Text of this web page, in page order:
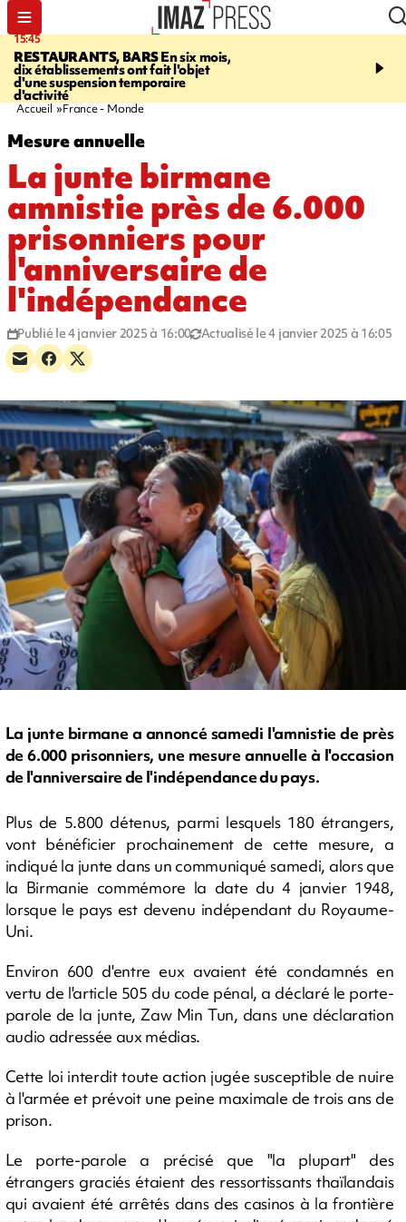
15:45
RESTAURANTS, BARSEn six mois,
dix établissements ont fait l'objet
d'une suspension temporaire
d'activité
17:17
Angeles, un homme vit
Accueil France - Monde
Mesure annuelle
La junte birmane
amnistie près de 6.000
prisonniers pour
l'anniversaire de
l'indépendance
Publié le 4 janvier 2025 à 16:00 Actualisé le 4 janvier 2025 à 16:05
La junte birmane a annoncé samedi l'amnistie de près
de 6.000 prisonniers, une mesure annuelle à l'occasion
de l'anniversaire de l'indépendance du pays.
Plus de 5.800 détenus, parmi lesquels 180 étrangers,
vont bénéficier prochainement de cette mesure, a
indiqué la junte dans un communiqué samedi, alors que
la Birmanie commémore la date du 4 janvier 1948,
lorsque le pays est devenu indépendant du Royaume-
Uni.
Environ 600 d'entre eux avaient été condamnés en
vertu de l'article 505 du code pénal, a déclaré le porte-
parole de la junte, Zaw Min Tun, dans une déclaration
audio adressée aux médias.
Cette loi interdit toute action jugée susceptible de nuire
à l'armée et prévoit une peine maximale de trois ans de
prison.
Le porte-parole a précisé que "la plupart" des
étrangers graciés étaient des ressortissants thaïlandais
qui avaient été arrêtés dans des casinos à la frontière